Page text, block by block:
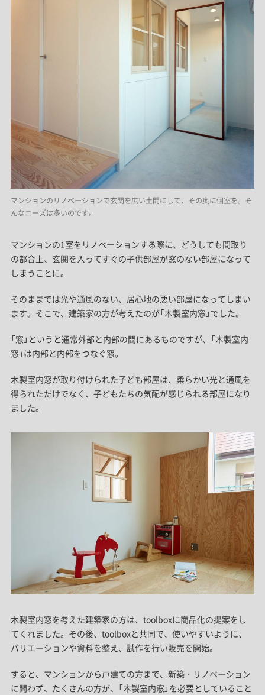
マンションのリノベーションで玄関を広い土間にして、その奥に個室を。そ
んなニーズは多いのです。
マンションの1室をリノベーションする際に、どうしても間取り
の都合上、玄関を入ってすぐの子供部屋が窓のない部屋になって
しまうことに。
そのままでは光や通風のない、居心地の悪い部屋になってしまい
ます。そこで、建築家の方が考えたのが「木製室内窓」でした。
「窓」というと通常外部と内部の間にあるものですが、「木製室内
窓」は内部と内部をつなぐ窓。
木製室内窓が取り付けられた子ども部屋は、柔らかい光と通風を
得られただけでなく、子どもたちの気配が感じられる部屋になり
ました。
木製室内窓を考えた建築家の方は、toolboxに商品化の提案をし
てくれました。その後、toolboxと共同で、使いやすいように、
バリエーションや資料を整え、試作を行い販売を開始。
すると、マンションから戸建ての方まで、新築・リノベーション
に問わず、たくさんの方が、「木製室内窓」を必要としていること